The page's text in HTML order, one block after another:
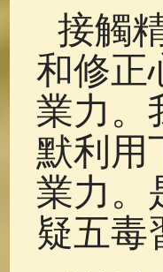
接觸
和修正
業力。
默利用
業力。
疑五毒